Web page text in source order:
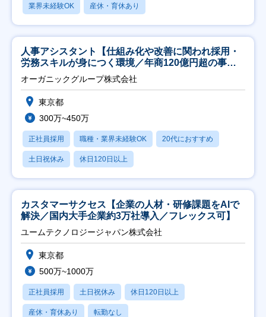
業界未経験OK 産休・育休あり
人事アシスタント【仕組み化や改善に関われ採用・
労務スキルが身につく環境／年商120億円超の事業
会社】
オーガニックグループ株式会社
東京都
300万~450万
正社員採用 職種・業界未経験OK 20代におすすめ
土日祝休み 休日120日以上
カスタマーサクセス【企業の人材・研修課題をAIで
解決／国内大手企業約3万社導入／フレックス可】
ユームテクノロジージャパン株式会社
東京都
500万~1000万
正社員採用 土日祝休み 休日120日以上
産休・育休あり 転勤なし